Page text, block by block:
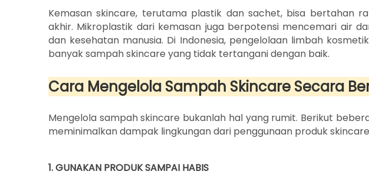
Kemasan skincare, terutama plastik dan sachet, bisa bertahan
akhir. Mikroplastik dari kemasan juga berpotensi mencemari air
dan kesehatan manusia. Di Indonesia, pengelolaan limbah
banyak sampah skincare yang tidak tertangani dengan baik.
Cara Mengelola Sampah Skincare Secara
Mengelola sampah skincare bukanlah hal yang rumit. Berikut
meminimalkan dampak lingkungan dari penggunaan produk
1. GUNAKAN PRODUK SAMPAI HABIS